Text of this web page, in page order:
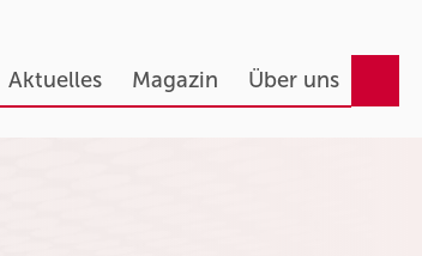
Aktuelles Magazin Über uns